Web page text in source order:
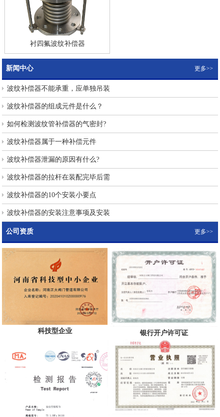
衬四氟波纹补偿器
新闻中心 更多>>
波纹补偿器不能承重，应单独吊装
波纹补偿器的组成元件是什么？
如何检测波纹管补偿器的气密封?
波纹补偿器属于一种补偿元件
波纹补偿器泄漏的原因有什么?
波纹补偿器的拉杆在装配完毕后需
波纹补偿器的10个安装小要点
波纹补偿器的安装注意事项及安装
公司资质 更多>>
科技型企业 银行开户许可证